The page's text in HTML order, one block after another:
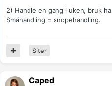
2) Handle en gang i uken, bruk
Småhandling = snopehandling.
Siter
Caped